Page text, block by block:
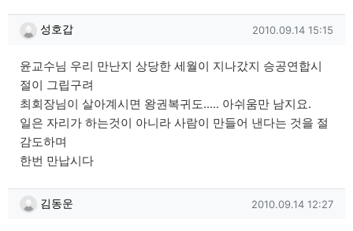
성호갑님의 댓글
성호갑 작성일
2010.09.14 15:15
윤교수님 우리 만난지 상당한 세월이 지나갔지 승공연합시
절이 그립구려
최회장님이 살아계시면 왕권복귀도..... 아쉬움만 남지요.
일은 자리가 하는것이 아니라 사람이 만들어 낸다는 것을 절
감도하며
한번 만납시다
김동운님의 댓글
김동운 작성일
2010.09.14 12:27